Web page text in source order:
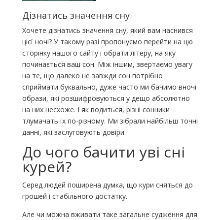
Дізнатись значення сну
Хочете дізнатись значення сну, який вам наснився
цієї ночі? У такому разі пропонуємо перейти на цю
сторінку нашого сайту і обрати літеру, на яку
починається ваш сон. Між іншим, звертаємо увагу
на те, що далеко не завжди сон потрібно
сприймати буквально, дуже часто ми бачимо вночі
образи, які розшифровуються у дещо абсолютно
на них несхоже. І як водиться, різні сонники
тлумачать їх по-різному. Ми зібрали найбільш точні
данні, які заслуговують довіри.
До чого бачити уві сні
курей?
Серед людей поширена думка, що кури сняться до
грошей і стабільного достатку.
Але чи можна вживати таке загальне судження для